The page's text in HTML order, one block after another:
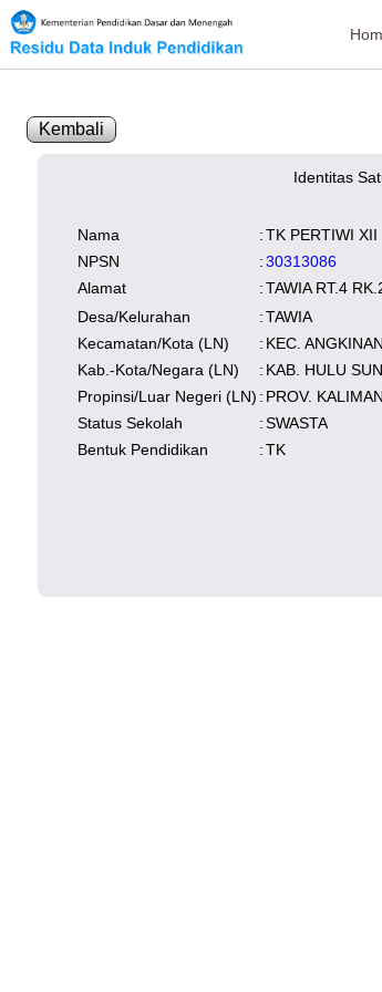
Kembali
Identitas
Nama :TK PERTIWI XII
NPSN
:30313086
Alamat
:TAWIA RT.4
Desa/Kelurahan
:TAWIA
Kecamatan/Kota (LN)
: KEC.
Kab.-Kota/Negara (LN)
: KAB. HULU
Propinsi/Luar Negeri (LN) : PROV.
Status Sekolah
:SWASTA
Bentuk Pendidikan
:TK